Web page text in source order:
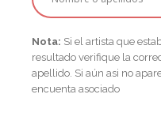
Nota: Si el artista que
resultado verifique la
apellido. Si aún asi no
encuenta asociado